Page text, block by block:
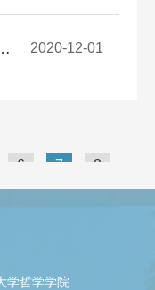
2020-12-01
6 7
8
学哲学学院